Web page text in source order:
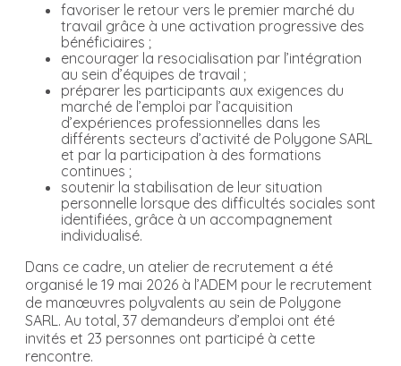
favoriser le retour vers le premier marché du
travail grâce à une activation progressive des
bénéficiaires ;
encourager la resocialisation par l’intégration
au sein d’équipes de travail ;
préparer les participants aux exigences du
marché de l’emploi par l’acquisition
d’expériences professionnelles dans les
différents secteurs d’activité de Polygone SARL
et par la participation à des formations
continues ;
soutenir la stabilisation de leur situation
personnelle lorsque des difficultés sociales sont
identifiées, grâce à un accompagnement
individualisé.
Dans ce cadre, un atelier de recrutement a été
organisé le 19 mai 2026 à l’ADEM pour le recrutement
de manœuvres polyvalents au sein de Polygone
SARL. Au total, 37 demandeurs d’emploi ont été
invités et 23 personnes ont participé à cette
rencontre.